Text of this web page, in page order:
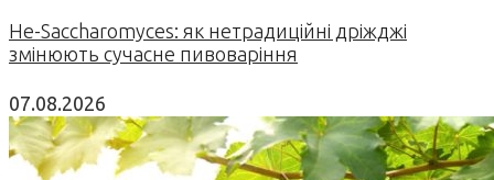
Не-Saccharomyces: як нетрадиційні дріжджі
змінюють сучасне пивоваріння
07.08.2026